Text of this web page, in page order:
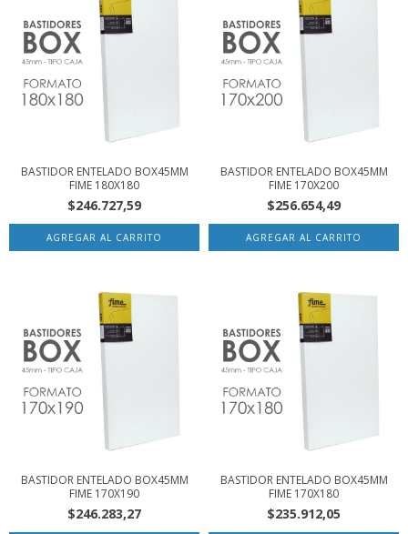
BASTIDOR ENTELADO BOX45MM
FIME 180X180
$246.727,59
BASTIDOR ENTELADO BOX45MM
FIME 170X200
$256.654,49
BASTIDOR ENTELADO BOX45MM
FIME 170X190
$246.283,27
BASTIDOR ENTELADO BOX45MM
FIME 170X180
$235.912,05